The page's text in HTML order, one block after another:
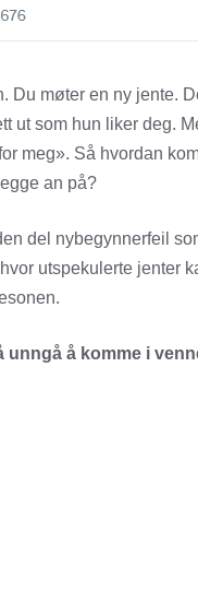
Du møter en ny jente.
ut som hun liker deg.
meg». Så hvordan
an på?
del nybegynnerfeil
utspekulerte jenter
unngå å komme i